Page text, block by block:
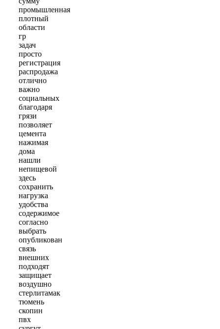
промышленная
плотный
области
гр
задач
просто
регистрация
распродажа
отлично
важно
социальных
благодаря
грязи
позволяет
цемента
нажимая
дома
нашли
непищевой
здесь
сохранить
нагрузка
удобства
содержимое
согласно
выбрать
опубликован
связь
внешних
подходят
защищает
воздушно
стерлитамак
тюмень
скопин
пвх